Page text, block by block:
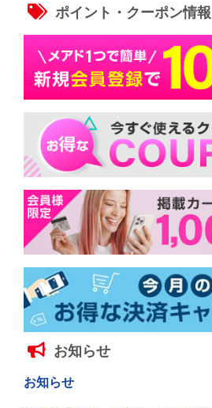
ポイント・クーポン情報
お知らせ
お知らせ